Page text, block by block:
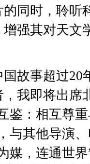
同时，聆听
强其对天文
故事超过20
我即将出席
鉴：相互尊
与其他导演
媒，连通世